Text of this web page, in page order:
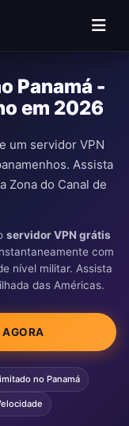
Panamá -
em 2026
um servidor VPN
Assista
Zona do Canal de
servidor VPN grátis
com
nível militar. Assista
das Américas.
no Panamá